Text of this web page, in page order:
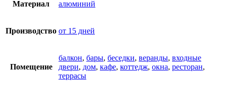
Материал алюминий
Производство от 15 дней
Помещение
балкон, бары, беседки, веранды, входные
двери, дом, кафе, коттедж, окна, ресторан,
террасы